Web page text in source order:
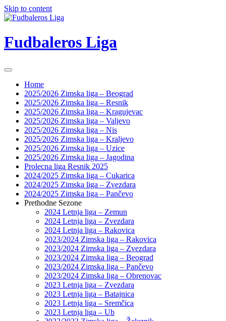
Skip to content
Fudbaleros Liga
Home
2025/2026 Zimska liga – Beograd
2025/2026 Zimska liga – Resnik
2025/2026 Zimska liga – Kragujevac
2025/2026 Zimska liga – Valjevo
2025/2026 Zimska liga – Nis
2025/2026 Zimska liga – Kraljevo
2025/2026 Zimska liga – Uzice
2025/2026 Zimska liga – Jagodina
Prolecna liga Resnik 2025
2024/2025 Zimska liga – Cukarica
2024/2025 Zimska liga – Zvezdara
2024/2025 Zimska liga – Pančevo
Prethodne Sezone
2024 Letnja liga – Zemun
2024 Letnja liga – Zvezdara
2024 Letnja liga – Rakovica
2023/2024 Zimska liga – Rakovica
2023/2024 Zimska liga – Zvezdara
2023/2024 Zimska liga – Beograd
2023/2024 Zimska liga – Pančevo
2023/2024 Zimska liga – Obrenovac
2023 Letnja liga – Zvezdara
2023 Letnja liga – Batajnica
2023 Letnja liga – Sremčica
2023 Letnja liga – Ub